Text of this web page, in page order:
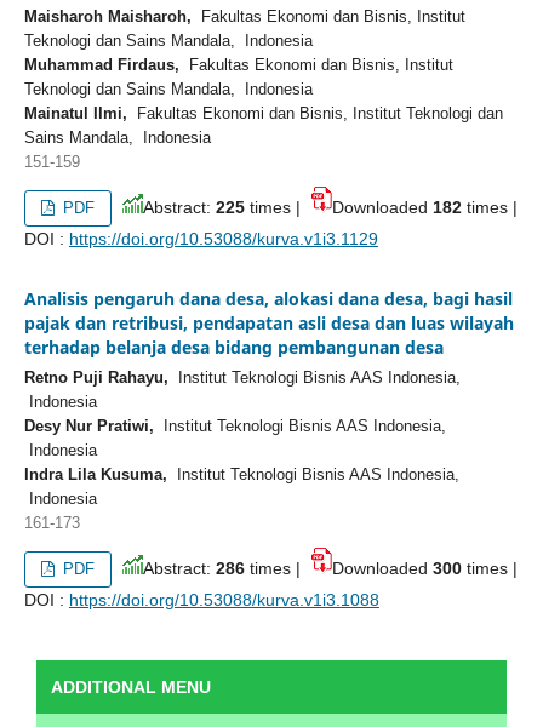
Maisharoh Maisharoh, Fakultas Ekonomi dan Bisnis, Institut
Teknologi dan Sains Mandala, Indonesia
Muhammad Firdaus, Fakultas Ekonomi dan Bisnis, Institut
Teknologi dan Sains Mandala, Indonesia
Mainatul Ilmi, Fakultas Ekonomi dan Bisnis, Institut Teknologi dan
Sains Mandala, Indonesia
151-159
PDF Abstract:225 times | Downloaded182 times |
DOI : https://doi.org/10.53088/kurva.v1i3.1129
Analisis pengaruh dana desa, alokasi dana desa, bagi hasil
pajak dan retribusi, pendapatan asli desa dan luas wilayah
terhadap belanja desa bidang pembangunan desa
Retno Puji Rahayu, Institut Teknologi Bisnis AAS Indonesia,
Indonesia
Desy Nur Pratiwi, Institut Teknologi Bisnis AAS Indonesia,
Indonesia
Indra Lila Kusuma, Institut Teknologi Bisnis AAS Indonesia,
Indonesia
161-173
PDF Abstract:286 times | Downloaded300 times |
DOI : https://doi.org/10.53088/kurva.v1i3.1088
ADDITIONAL MENU